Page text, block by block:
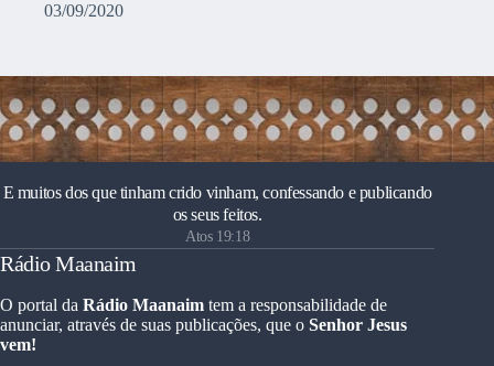
03/09/2020
E muitos dos que tinham crido vinham, confessando e publicando
os seus feitos.
Atos 19:18
Rádio Maanaim
O portal da Rádio Maanaim tem a responsabilidade de
anunciar, através de suas publicações, que o Senhor Jesus
vem!